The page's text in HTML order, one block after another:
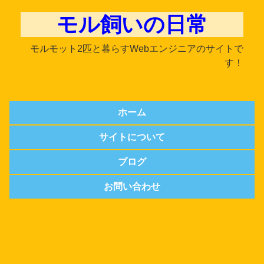
モル飼いの日常
モルモット2匹と暮らすWebエンジニアのサイトで
す！
ホーム
サイトについて
ブログ
お問い合わせ